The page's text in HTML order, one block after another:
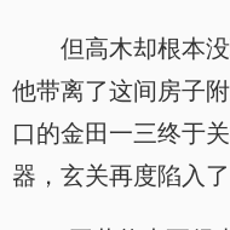
但高木却根本
他带离了这间房子
口的金田一三终于
器，玄关再度陷入了